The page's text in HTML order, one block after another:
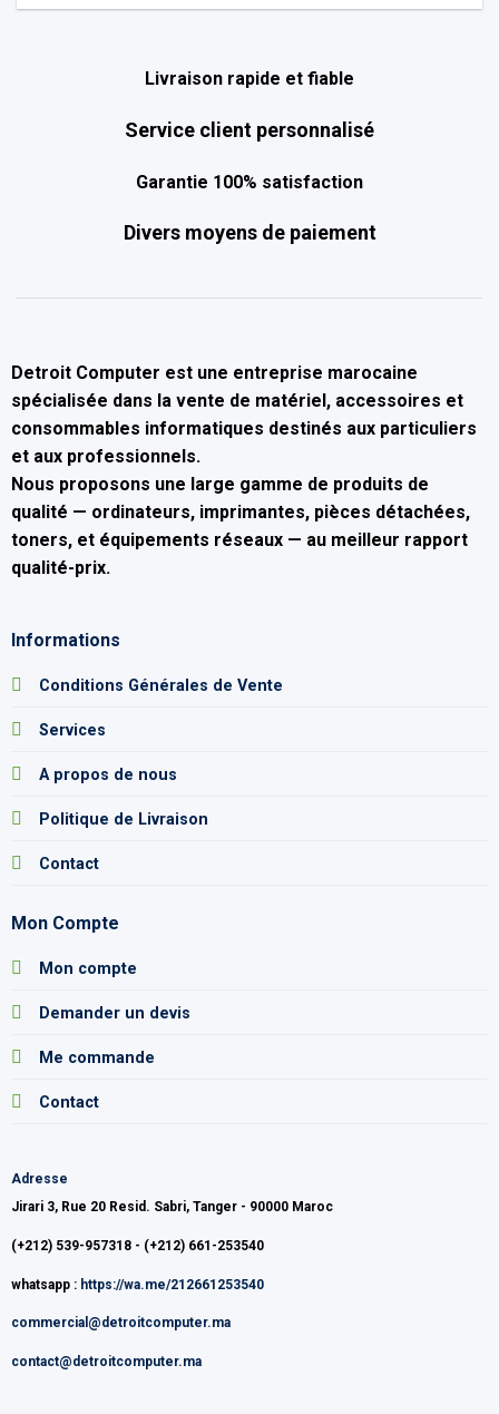
Livraison rapide et fiable
Service client personnalisé
Garantie 100% satisfaction
Divers moyens de paiement
Detroit Computer est une entreprise marocaine
spécialisée dans la vente de matériel, accessoires et
consommables informatiques destinés aux particuliers
et aux professionnels.
Nous proposons une large gamme de produits de
qualité — ordinateurs, imprimantes, pièces détachées,
toners, et équipements réseaux — au meilleur rapport
qualité-prix.
Informations
Conditions Générales de Vente
Services
A propos de nous
Politique de Livraison
Contact
Mon Compte
Mon compte
Demander un devis
Me commande
Contact
Adresse
Jirari 3, Rue 20 Resid. Sabri, Tanger - 90000 Maroc
(+212) 539-957318 - (+212) 661-253540
whatsapp : https://wa.me/212661253540
commercial@detroitcomputer.ma
contact@detroitcomputer.ma